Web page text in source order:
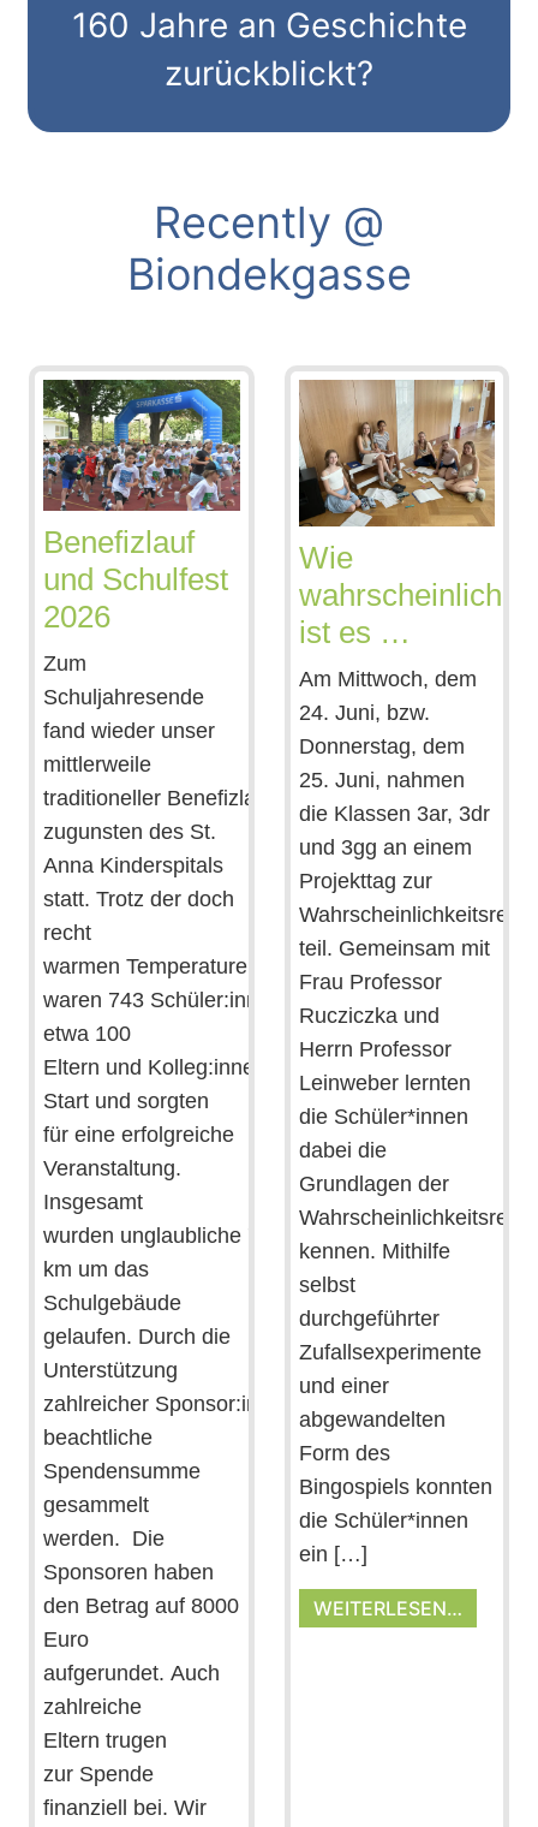
160 Jahre an Geschichte
zurückblickt?
Recently @
Biondekgasse
Benefizlauf
und Schulfest
2026
Zum
Schuljahresende
fand wieder unser
mittlerweile
traditioneller Benefizlauf
zugunsten des St.
Anna Kinderspitals
statt. Trotz der doch
recht
warmen Temperaturen
waren 743 Schüler:innen und
etwa 100
Eltern und Kolleg:innen am
Start und sorgten
für eine erfolgreiche
Veranstaltung.
Insgesamt
wurden unglaubliche 7133
km um das
Schulgebäude
gelaufen. Durch die
Unterstützung
zahlreicher Sponsor:innen konnte damit eine
beachtliche
Spendensumme
gesammelt
werden. Die
Sponsoren haben
den Betrag auf 8000
Euro
aufgerundet. Auch
zahlreiche
Eltern trugen
zur Spende
finanziell bei. Wir
Wie
wahrscheinlich
ist es …
Am Mittwoch, dem
24. Juni, bzw.
Donnerstag, dem
25. Juni, nahmen
die Klassen 3ar, 3dr
und 3gg an einem
Projekttag zur
teil. Gemeinsam mit
Frau Professor
Rucziczka und
Herrn Professor
Leinweber lernten
die Schüler*innen
dabei die
Grundlagen der
kennen. Mithilfe
selbst
durchgeführter
Zufallsexperimente
und einer
abgewandelten
Form des
Bingospiels konnten
die Schüler*innen
ein […]
WEITERLESEN…